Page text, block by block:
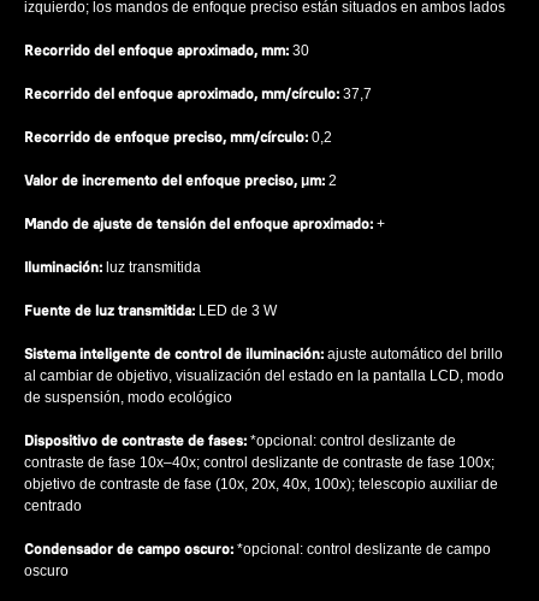
izquierdo; los mandos de enfoque preciso están situados en ambos lados
Recorrido del enfoque aproximado, mm: 30
Recorrido del enfoque aproximado, mm/círculo: 37,7
Recorrido de enfoque preciso, mm/círculo: 0,2
Valor de incremento del enfoque preciso, μm: 2
Mando de ajuste de tensión del enfoque aproximado: +
Iluminación: luz transmitida
Fuente de luz transmitida: LED de 3 W
Sistema inteligente de control de iluminación: ajuste automático del brillo
al cambiar de objetivo, visualización del estado en la pantalla LCD, modo
de suspensión, modo ecológico
Dispositivo de contraste de fases: *opcional: control deslizante de
contraste de fase 10x–40x; control deslizante de contraste de fase 100x;
objetivo de contraste de fase (10x, 20x, 40x, 100x); telescopio auxiliar de
centrado
Condensador de campo oscuro: *opcional: control deslizante de campo
oscuro